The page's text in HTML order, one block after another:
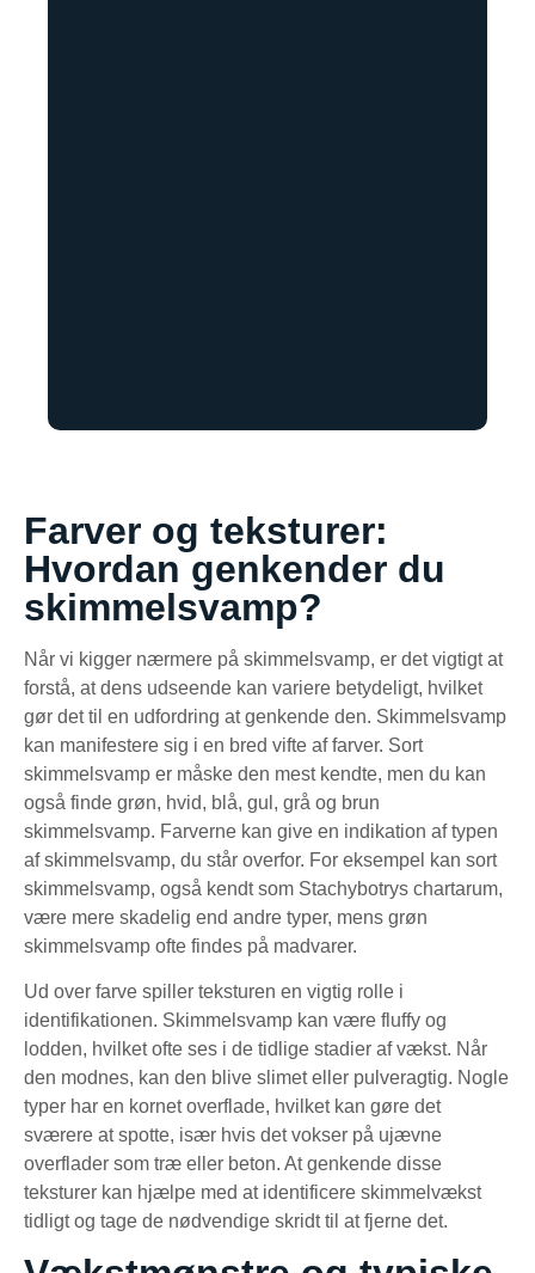
Farver og teksturer:
Hvordan genkender du
skimmelsvamp?
Når vi kigger nærmere på skimmelsvamp, er det vigtigt at
forstå, at dens udseende kan variere betydeligt, hvilket
gør det til en udfordring at genkende den. Skimmelsvamp
kan manifestere sig i en bred vifte af farver. Sort
skimmelsvamp er måske den mest kendte, men du kan
også finde grøn, hvid, blå, gul, grå og brun
skimmelsvamp. Farverne kan give en indikation af typen
af skimmelsvamp, du står overfor. For eksempel kan sort
skimmelsvamp, også kendt som Stachybotrys chartarum,
være mere skadelig end andre typer, mens grøn
skimmelsvamp ofte findes på madvarer.
Ud over farve spiller teksturen en vigtig rolle i
identifikationen. Skimmelsvamp kan være fluffy og
lodden, hvilket ofte ses i de tidlige stadier af vækst. Når
den modnes, kan den blive slimet eller pulveragtig. Nogle
typer har en kornet overflade, hvilket kan gøre det
sværere at spotte, især hvis det vokser på ujævne
overflader som træ eller beton. At genkende disse
teksturer kan hjælpe med at identificere skimmelvækst
tidligt og tage de nødvendige skridt til at fjerne det.